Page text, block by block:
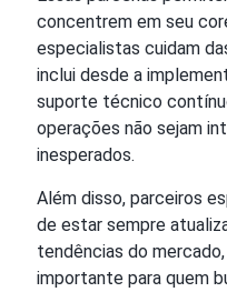
concentrem em seu
especialistas cuidam
inclui desde a
suporte técnico
operações não sejam
inesperados.
Além disso, parceiros
de estar sempre
tendências do
importante para quem